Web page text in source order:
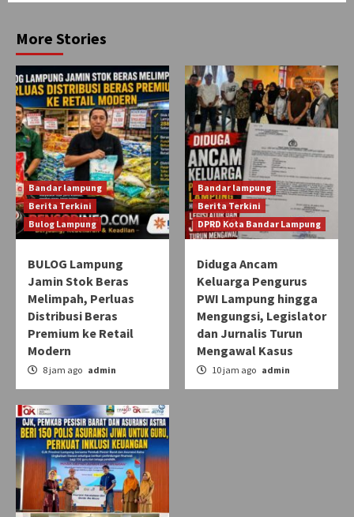
More Stories
Bandar lampung
Berita Terkini
Bulog Lampung
BULOG Lampung
Jamin Stok Beras
Melimpah, Perluas
Distribusi Beras
Premium ke Retail
Modern
8 jam ago admin
Bandar lampung
Berita Terkini
DPRD Kota Bandar Lampung
Diduga Ancam
Keluarga Pengurus
PWI Lampung hingga
Mengungsi, Legislator
dan Jurnalis Turun
Mengawal Kasus
10 jam ago admin